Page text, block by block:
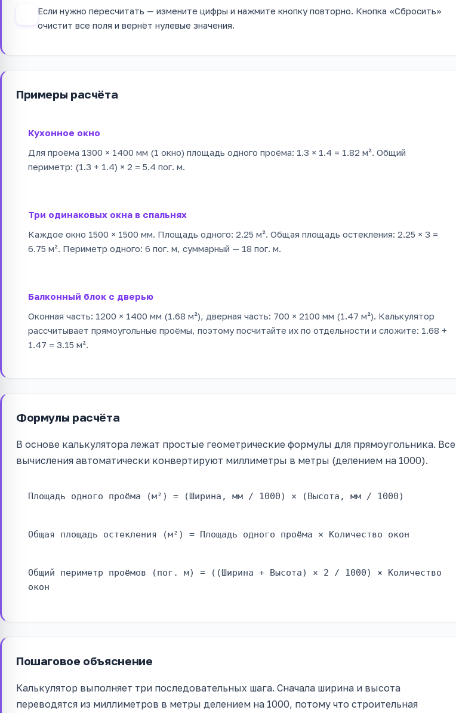
Если нужно пересчитать — измените цифры и нажмите кнопку повторно. Кнопка «Сбросить»
очистит все поля и вернёт нулевые значения.
Примеры расчёта
Кухонное окно
Для проёма 1300 × 1400 мм (1 окно) площадь одного проёма: 1.3 × 1.4 = 1.82 м². Общий
периметр: (1.3 + 1.4) × 2 = 5.4 пог. м.
Три одинаковых окна в спальнях
Каждое окно 1500 × 1500 мм. Площадь одного: 2.25 м². Общая площадь остекления: 2.25 × 3 =
6.75 м². Периметр одного: 6 пог. м, суммарный — 18 пог. м.
Балконный блок с дверью
Оконная часть: 1200 × 1400 мм (1.68 м²), дверная часть: 700 × 2100 мм (1.47 м²). Калькулятор
рассчитывает прямоугольные проёмы, поэтому посчитайте их по отдельности и сложите: 1.68 +
1.47 = 3.15 м².
Формулы расчёта
В основе калькулятора лежат простые геометрические формулы для прямоугольника. Все
вычисления автоматически конвертируют миллиметры в метры (делением на 1000).
Площадь одного проёма (м²) = (Ширина, мм / 1000) × (Высота, мм / 1000)
Общая площадь остекления (м²) = Площадь одного проёма × Количество окон
Общий периметр проёмов (пог. м) = ((Ширина + Высота) × 2 / 1000) × Количество
окон
Пошаговое объяснение
Калькулятор выполняет три последовательных шага. Сначала ширина и высота
переводятся из миллиметров в метры делением на 1000, потому что строительная